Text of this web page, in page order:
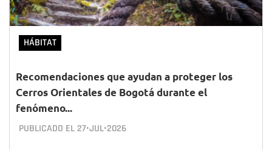
HÁBITAT
Recomendaciones que ayudan a proteger los
Cerros Orientales de Bogotá durante el
fenómeno...
PUBLICADO EL 27•JUL•2026